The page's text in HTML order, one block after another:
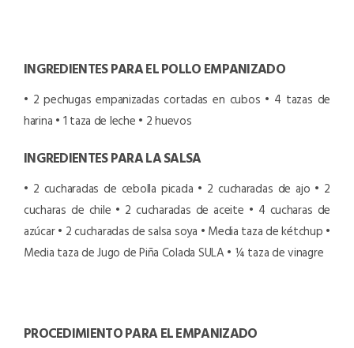
INGREDIENTES PARA EL POLLO EMPANIZADO
• 2 pechugas empanizadas cortadas en cubos • 4 tazas de
harina • 1 taza de leche • 2 huevos
INGREDIENTES PARA LA SALSA
• 2 cucharadas de cebolla picada • 2 cucharadas de ajo • 2
cucharas de chile • 2 cucharadas de aceite • 4 cucharas de
azúcar• 2 cucharadas de salsa soya • Media taza de kétchup •
Media taza de Jugo de Piña Colada SULA • ¼ taza de vinagre
PROCEDIMIENTO PARA EL EMPANIZADO